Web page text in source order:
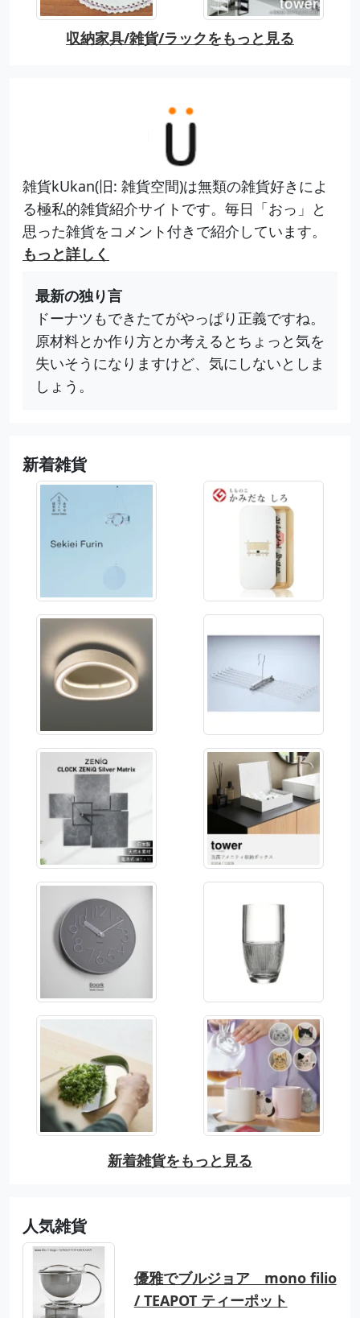
収納家具/雑貨/ラックをもっと見る
雑貨kUkan(旧: 雑貨空間)は無類の雑貨好きによ
る極私的雑貨紹介サイトです。毎日「おっ」と
思った雑貨をコメント付きで紹介しています。
もっと詳しく
最新の独り言
ドーナツもできたてがやっぱり正義ですね。
原材料とか作り方とか考えるとちょっと気を
失いそうになりますけど、気にしないとしま
しょう。
新着雑貨
新着雑貨をもっと見る
人気雑貨
優雅でブルジョア mono filio
/ TEAPOT ティーポット